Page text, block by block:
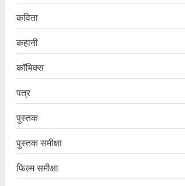
कविता
कहानी
कॉमिक्स
पत्र
पुस्तक
पुस्तक समीक्षा
फिल्म समीक्षा